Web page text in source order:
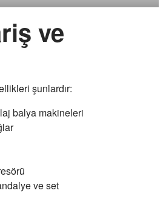
ve
şunlardır:
balya makineleri
ve set